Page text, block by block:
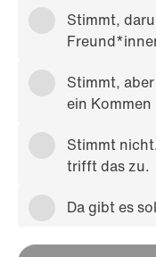
Stimmt,
Stimmt,
ein
Stimmt
trifft das zu.
Da gibt es